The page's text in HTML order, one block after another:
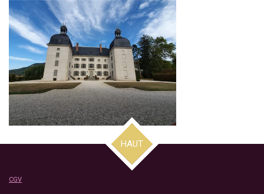
HAUT
CGV